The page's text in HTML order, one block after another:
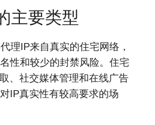
主要类型
理IP来自真实的住宅网络，
性和较少的封禁风险。住宅
、社交媒体管理和在线广告
IP真实性有较高要求的场